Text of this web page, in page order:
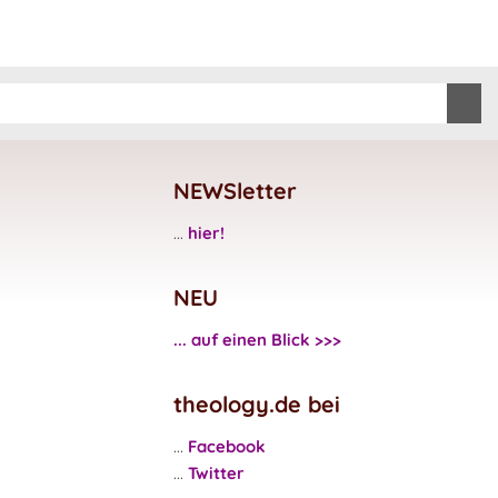
NEWSletter
... hier!
NEU
... auf einen Blick >>>
theology.de bei
... Facebook
... Twitter